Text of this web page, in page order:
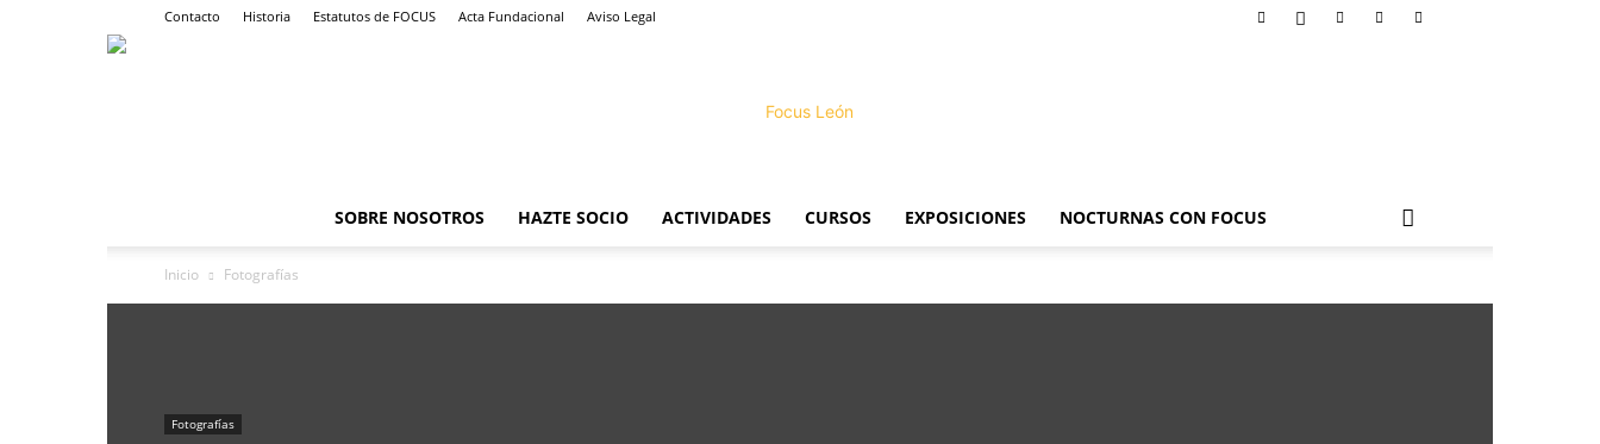
Contacto Historia Estatutos de FOCUS Acta Fundacional Aviso Legal
SOBRE NOSOTROS HAZTE SOCIO ACTIVIDADES CURSOS EXPOSICIONES NOCTURNAS CON FOCUS
Inicio Fotografías
Fotografías